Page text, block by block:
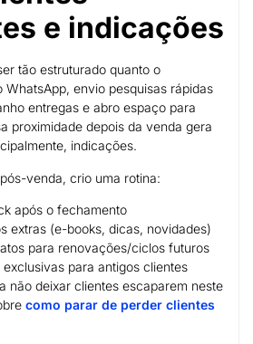
e indicações
tão estruturado quanto o
WhatsApp, envio pesquisas rápidas
entregas e abro espaço para
proximidade depois da venda gera
indicações.
venda, crio uma rotina:
após o fechamento
extras (e-books, dicas, novidades)
para renovações/ciclos futuros
para antigos clientes
não deixar clientes escaparem neste
como parar de perder clientes